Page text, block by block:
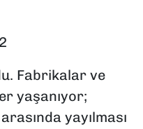
Fabrikalar ve
yaşanıyor;
yayılması